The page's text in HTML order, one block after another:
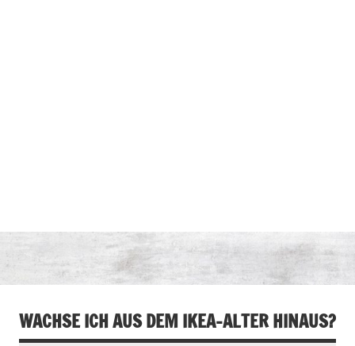
WACHSE ICH AUS DEM IKEA-ALTER HINAUS?